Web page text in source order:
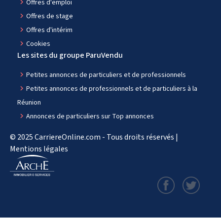
navigate_next Offres d'emploi
navigate_next Offres de stage
navigate_next Offres d'intérim
navigate_next Cookies
Les sites du groupe ParuVendu
navigate_next Petites annonces de particuliers et de professionnels
navigate_next Petites annonces de professionnels et de particuliers à la
Réunion
navigate_next Annonces de particuliers sur Top annonces
© 2025 CarriereOnline.com - Tous droits réservés |
Mentions légales